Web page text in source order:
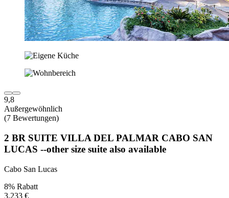
9,8
Außergewöhnlich
(7 Bewertungen)
2 BR SUITE VILLA DEL PALMAR CABO SAN
LUCAS --other size suite also available
Cabo San Lucas
8% Rabatt
3.233 €